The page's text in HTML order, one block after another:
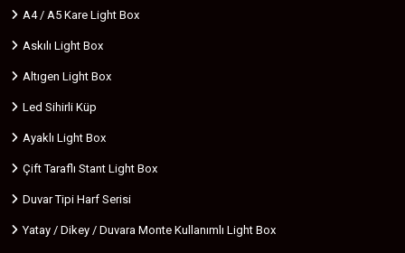
A4 / A5 Kare Light Box
Askılı Light Box
Altıgen Light Box
Led Sihirli Küp
Ayaklı Light Box
Çift Taraflı Stant Light Box
Duvar Tipi Harf Serisi
Yatay / Dikey / Duvara Monte Kullanımlı Light Box